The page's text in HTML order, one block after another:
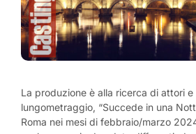
La produzione è alla ricerca di attori
lungometraggio, “Succede in una
Roma nei mesi di febbraio/marzo